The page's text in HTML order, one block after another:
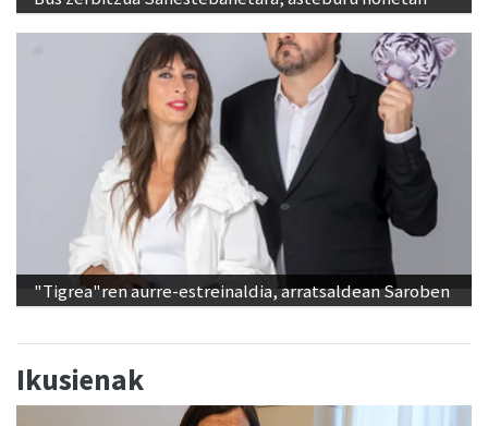
"Tigrea"ren aurre-estreinaldia, arratsaldean Saroben